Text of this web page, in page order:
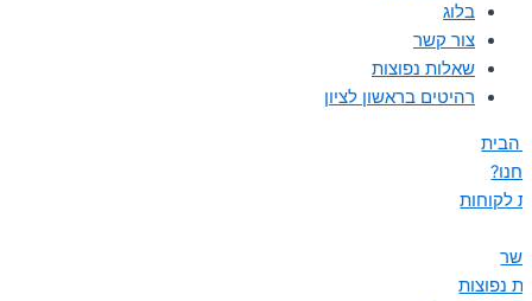
בלוג
צור קשר
שאלות נפוצות
רהיטים בראשון לציון
הבית
לקוחות
נפוצות